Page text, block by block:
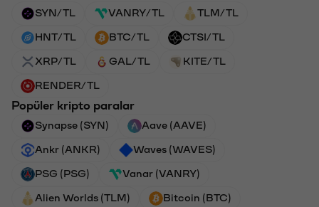
SYN/TL VANRY/TL TLM/TL
HNT/TL BTC/TL CTSI/TL
XRP/TL GAL/TL KITE/TL
RENDER/TL
Popüler kripto paralar
Synapse (SYN) Aave (AAVE)
Ankr (ANKR) Waves (WAVES)
PSG (PSG) Vanar (VANRY)
Alien Worlds (TLM) Bitcoin (BTC)